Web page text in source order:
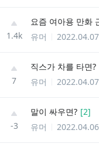
1.4k
요즘 여아용 만화
유머
2022.04.07
7
직스가 차를 타면?
유머
2022.04.07
-3
말이 싸우면? [2]
유머
2022.04.06